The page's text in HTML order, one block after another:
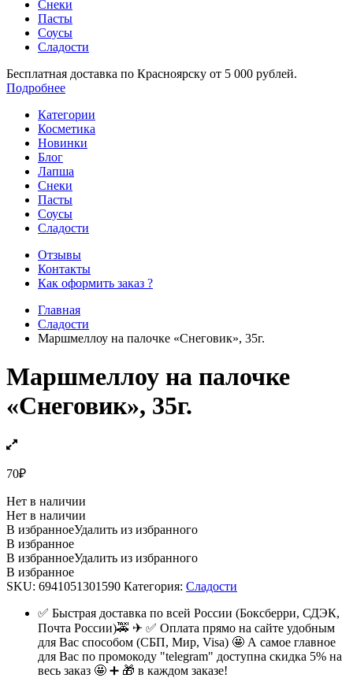
Снеки
Пасты
Соусы
Сладости
Бесплатная доставка по Красноярску от 5 000 рублей.
Подробнее
Категории
Косметика
Новинки
Блог
Лапша
Снеки
Пасты
Соусы
Сладости
Отзывы
Контакты
Как оформить заказ ?
Главная
Сладости
Маршмеллоу на палочке «Снеговик», 35г.
Маршмеллоу на палочке
«Снеговик», 35г.
70₽
Нет в наличии
Нет в наличии
В избранноеУдалить из избранного
В избранное
В избранноеУдалить из избранного
В избранное
SKU: 6941051301590 Категория: Сладости
✅ Быстрая доставка по всей России (Боксберри, СДЭК,
Почта России)🚕 ✈ ✅ Оплата прямо на сайте удобным
для Вас способом (СБП, Мир, Visa) 🤩 А самое главное
для Вас по промокоду "telegram" доступна скидка 5% на
весь заказ 🤩 ➕ 🎁 в каждом заказе!